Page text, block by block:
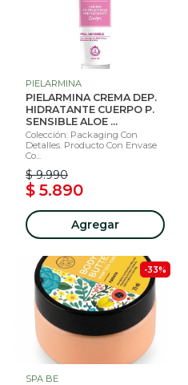
PIELARMINA
PIELARMINA CREMA DEP.
HIDRATANTE CUERPO P.
SENSIBLE ALOE ...
Colección: Packaging Con
Detalles. Producto Con Envase
Co...
$ 9.990
$ 5.890
Agregar
-33%
SPA BE